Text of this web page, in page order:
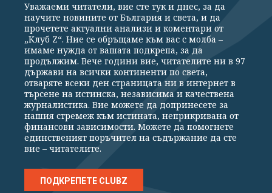
Общи условия
Политика за поверителност
Реклама
Партньори Контакти
За Клуб Z
Екип
Подкрепете ни
Издател на www.clubz.bg е „Клуб Зебра Медия“ ЕООД, София, ул. "Алеко
Константинов" 3. Всички права запазени 2026 „Клуб Зебра Медия“
Препечатването на материали, снимки и видео от www.clubz.bg без
разрешение ще бъде преследвано по съдебен път, съгласно
ОБЩИТЕ УСЛОВИЯ
Уважаеми читатели, вие сте тук и днес, за да
научите новините от България и света, и да
прочетете актуални анализи и коментари от
„Клуб Z“. Ние се обръщаме към вас с молба –
имаме нужда от вашата подкрепа, за да
продължим. Вече години вие, читателите ни в 97
държави на всички континенти по света,
отваряте всеки ден страницата ни в интернет в
търсене на истинска, независима и качествена
журналистика. Вие можете да допринесете за
нашия стремеж към истината, неприкривана от
финансови зависимости. Можете да помогнете
единственият поръчител на съдържание да сте
вие – читателите.
ПОДКРЕПЕТЕ CLUBZ